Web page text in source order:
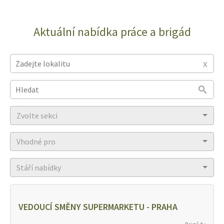
Aktuální nabídka práce a brigád
Type 2 or more characters for results.
x
Zvolte sekci
Vhodné pro
Stáří nabídky
VEDOUCÍ SMĚNY SUPERMARKETU - PRAHA